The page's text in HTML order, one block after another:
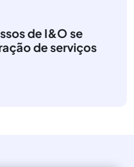
de I&O se
de serviços